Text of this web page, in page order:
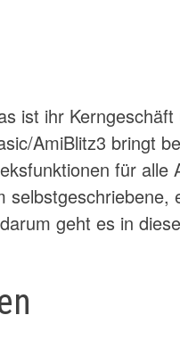
ist ihr
AmiBlitz3 bringt
für alle
selbstgeschriebene,
geht es in